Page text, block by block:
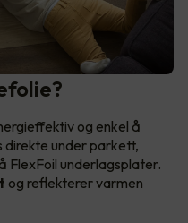
og enkel å
direkte under parkett,
FlexFoil underlagsplater.
og reflekterer varmen